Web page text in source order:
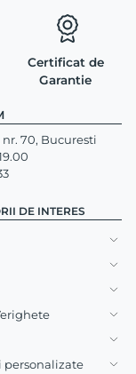
Certificat de
Garantie
70, Bucuresti
DE INTERES
personalizate